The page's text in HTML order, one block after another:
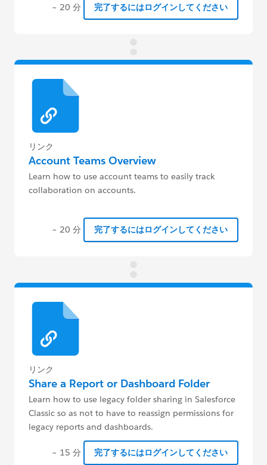
~ 20 分 完了するにはログインしてください
リンク
Account Teams Overview
Learn how to use account teams to easily track
collaboration on accounts.
~ 20 分 完了するにはログインしてください
リンク
Share a Report or Dashboard Folder
Learn how to use legacy folder sharing in Salesforce
Classic so as not to have to reassign permissions for
legacy reports and dashboards.
~ 15 分 完了するにはログインしてください